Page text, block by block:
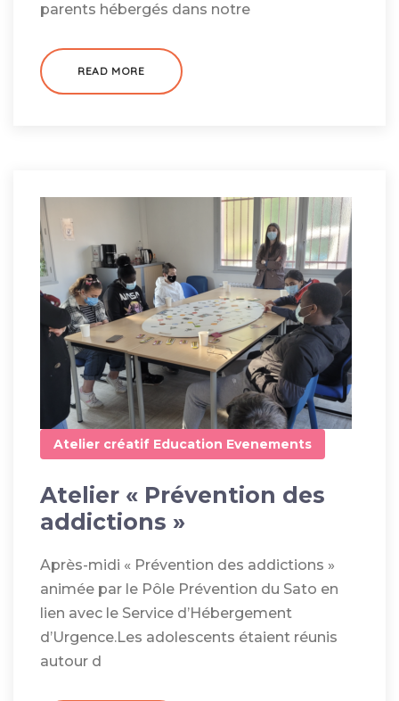
parents hébergés dans notre
READ MORE
Atelier créatif Education Evenements
Atelier « Prévention des
addictions »
Après-midi « Prévention des addictions »
animée par le Pôle Prévention du Sato en
lien avec le Service d’Hébergement
d’Urgence.Les adolescents étaient réunis
autour d